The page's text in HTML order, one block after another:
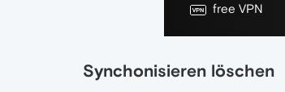
free VPN
Synchonisieren löschen